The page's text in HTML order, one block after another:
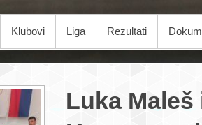
Klubovi Liga Rezultati
Luka Maleš